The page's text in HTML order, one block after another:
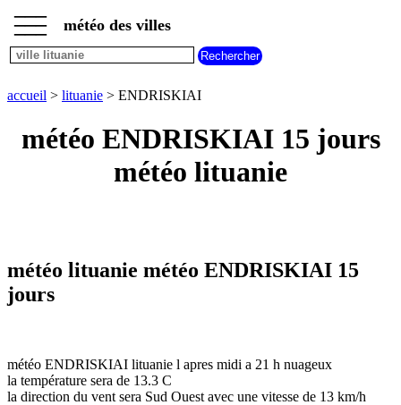
accueil
météo
lituanie
___
___ météo des villes
accueil > lituanie > ENDRISKIAI
météo ENDRISKIAI 15 jours
météo lituanie
météo lituanie météo ENDRISKIAI 15
jours
météo ENDRISKIAI lituanie l apres midi a 21 h nuageux
la température sera de 13.3 C
la direction du vent sera Sud Ouest avec une vitesse de 13 km/h